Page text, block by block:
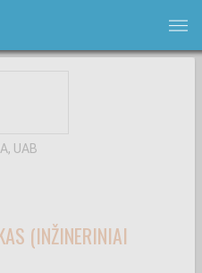
bars
UAB
(INŽINERINIAI